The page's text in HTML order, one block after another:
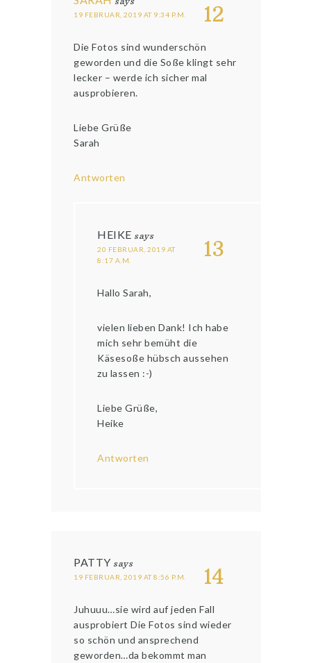
12
19 FEBRUAR, 2019 AT 9:34 P.M.
Die Fotos sind wunderschön
geworden und die Soße klingt sehr
lecker – werde ich sicher mal
ausprobieren.
Liebe Grüße
Sarah
Antworten
13
HEIKE says
20 FEBRUAR, 2019 AT
8:17 A.M.
Hallo Sarah,
vielen lieben Dank! Ich habe
mich sehr bemüht die
Käsesoße hübsch aussehen
zu lassen :-)
Liebe Grüße,
Heike
Antworten
14
PATTY says
19 FEBRUAR, 2019 AT 8:56 P.M.
Juhuuu…sie wird auf jeden Fall
ausprobiert Die Fotos sind wieder
so schön und ansprechend
geworden…da bekommt man